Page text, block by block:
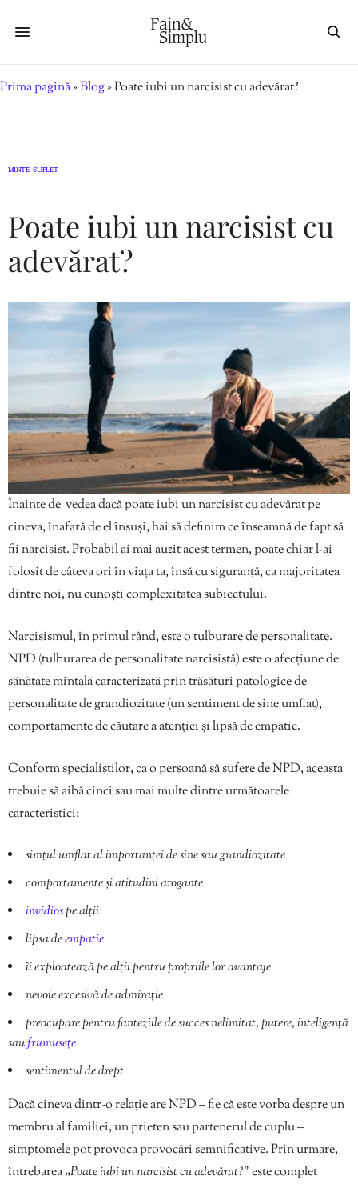
Prima pagină»Blog»Poate iubi un narcisist cu adevărat?
MINTE SUFLET
Poate iubi un narcisist cu
adevărat?
Înainte de vedea dacă poate iubi un narcisist cu adevărat pe
cineva, înafară de el însuși, hai să definim ce înseamnă de fapt să
fii narcisist. Probabil ai mai auzit acest termen, poate chiar l-ai
folosit de câteva ori în viața ta, însă cu siguranță, ca majoritatea
dintre noi, nu cunoști complexitatea subiectului.
Narcisismul, în primul rând, este o tulburare de personalitate.
NPD (tulburarea de personalitate narcisistă) este o afecțiune de
sănătate mintală caracterizată prin trăsături patologice de
personalitate de grandiozitate (un sentiment de sine umflat),
comportamente de căutare a atenției și lipsă de empatie.
Conform specialiștilor, ca o persoană să sufere de NPD, aceasta
trebuie să aibă cinci sau mai multe dintre următoarele
caracteristici:
simțul umflat al importanței de sine sau grandiozitate
comportamente și atitudini arogante
invidiospe alții
lipsa deempatie
îi exploatează pe alții pentru propriile lor avantaje
nevoie excesivă de admirație
preocupare pentru fanteziile de succes nelimitat, putere, inteligență
saufrumusețe
sentimentul de drept
Dacă cineva dintr-o relație are NPD – fie că este vorba despre un
membru al familiei, un prieten sau partenerul de cuplu –
simptomele pot provoca provocări semnificative. Prin urmare,
întrebarea „Poate iubi un narcisist cu adevărat?”este complet